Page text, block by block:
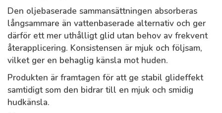
Den oljebaserade sammansättningen absorberas
långsammare än vattenbaserade alternativ och ger
därför ett mer uthålligt glid utan behov av frekvent
återapplicering. Konsistensen är mjuk och följsam,
vilket ger en behaglig känsla mot huden.
Produkten är framtagen för att ge stabil glideffekt
samtidigt som den bidrar till en mjuk och smidig
hudkänsla.